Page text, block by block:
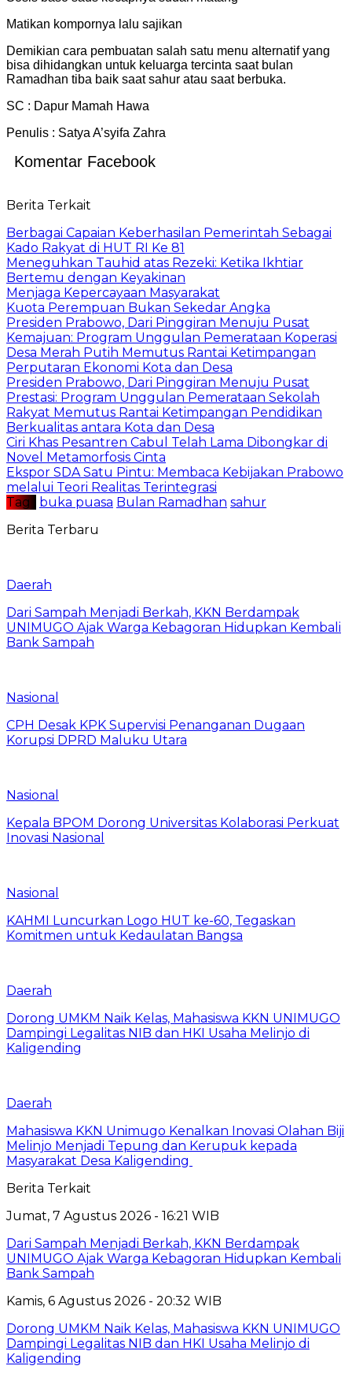
Matikan kompornya lalu sajikan
Demikian cara pembuatan salah satu menu alternatif yang
bisa dihidangkan untuk keluarga tercinta saat bulan
Ramadhan tiba baik saat sahur atau saat berbuka.
SC : Dapur Mamah Hawa
Penulis : Satya A’syifa Zahra
Komentar Facebook
Berita Terkait
Berbagai Capaian Keberhasilan Pemerintah Sebagai
Kado Rakyat di HUT RI Ke 81
Meneguhkan Tauhid atas Rezeki: Ketika Ikhtiar
Bertemu dengan Keyakinan
Menjaga Kepercayaan Masyarakat
Kuota Perempuan Bukan Sekedar Angka
Presiden Prabowo, Dari Pinggiran Menuju Pusat
Kemajuan: Program Unggulan Pemerataan Koperasi
Desa Merah Putih Memutus Rantai Ketimpangan
Perputaran Ekonomi Kota dan Desa
Presiden Prabowo, Dari Pinggiran Menuju Pusat
Prestasi: Program Unggulan Pemerataan Sekolah
Rakyat Memutus Rantai Ketimpangan Pendidikan
Berkualitas antara Kota dan Desa
Ciri Khas Pesantren Cabul Telah Lama Dibongkar di
Novel Metamorfosis Cinta
Ekspor SDA Satu Pintu: Membaca Kebijakan Prabowo
melalui Teori Realitas Terintegrasi
Tag :
buka puasa Bulan Ramadhan sahur
Berita Terbaru
Daerah
Dari Sampah Menjadi Berkah, KKN Berdampak
UNIMUGO Ajak Warga Kebagoran Hidupkan Kembali
Bank Sampah
Nasional
CPH Desak KPK Supervisi Penanganan Dugaan
Korupsi DPRD Maluku Utara
Nasional
Kepala BPOM Dorong Universitas Kolaborasi Perkuat
Inovasi Nasional
Nasional
KAHMI Luncurkan Logo HUT ke-60, Tegaskan
Komitmen untuk Kedaulatan Bangsa
Daerah
Dorong UMKM Naik Kelas, Mahasiswa KKN UNIMUGO
Dampingi Legalitas NIB dan HKI Usaha Melinjo di
Kaligending
Daerah
Mahasiswa KKN Unimugo Kenalkan Inovasi Olahan Biji
Melinjo Menjadi Tepung dan Kerupuk kepada
Masyarakat Desa Kaligending
Berita Terkait
Jumat, 7 Agustus 2026 - 16:21 WIB
Dari Sampah Menjadi Berkah, KKN Berdampak
UNIMUGO Ajak Warga Kebagoran Hidupkan Kembali
Bank Sampah
Kamis, 6 Agustus 2026 - 20:32 WIB
Dorong UMKM Naik Kelas, Mahasiswa KKN UNIMUGO
Dampingi Legalitas NIB dan HKI Usaha Melinjo di
Kaligending